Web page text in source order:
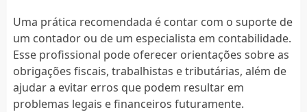
Uma prática recomendada é contar com o suporte de
um contador ou de um especialista em contabilidade.
Esse profissional pode oferecer orientações sobre as
obrigações fiscais, trabalhistas e tributárias, além de
ajudar a evitar erros que podem resultar em
problemas legais e financeiros futuramente.